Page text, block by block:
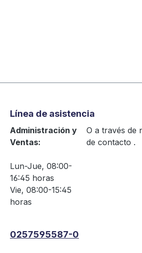
Línea de asistencia
Administración y
Ventas:
Lun-Jue, 08:00-
16:45 horas
Vie, 08:00-15:45
horas
0257595587-0
O a través de
de contacto .